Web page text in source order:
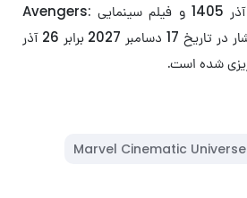
دسامبر 2026 برابر 27 آذر 1405 و فیلم سینمایی Avengers:
Secret Wars برای انتشار در تاریخ 17 دسامبر 2027 برابر 26 آذر
Marvel Cinematic Universe